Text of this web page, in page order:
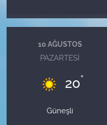
10 AĞUSTOS
PAZARTESI
20°
Güneşli